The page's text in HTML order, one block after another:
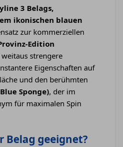
3 Belags,
ikonischen blauen
zur kommerziellen
Edition
weitaus strengere
Eigenschaften auf
und den berühmten
Sponge), der im
für maximalen Spin
Belag geeignet?